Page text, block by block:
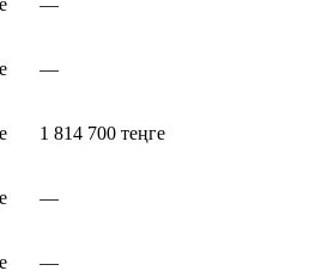
—
1 814 700 теңге
—
—